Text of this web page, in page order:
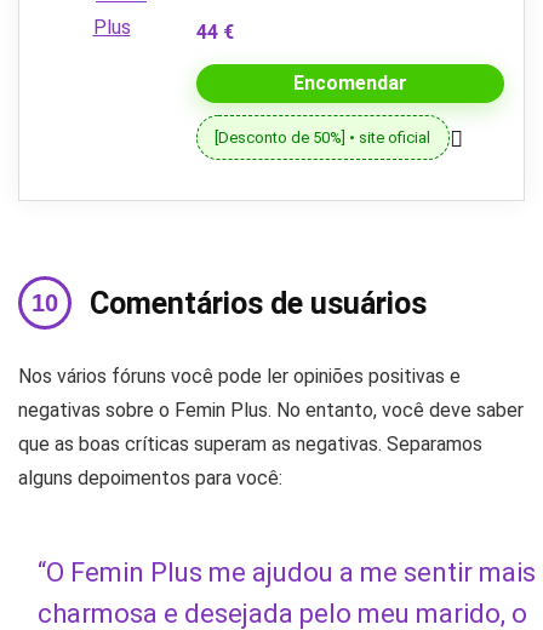
44 €
Encomendar
[Desconto de 50%] • site oficial
Comentários de usuários
Nos vários fóruns você pode ler opiniões positivas e
negativas sobre o Femin Plus. No entanto, você deve saber
que as boas críticas superam as negativas. Separamos
alguns depoimentos para você:
“O Femin Plus me ajudou a me sentir mais
charmosa e desejada pelo meu marido, o